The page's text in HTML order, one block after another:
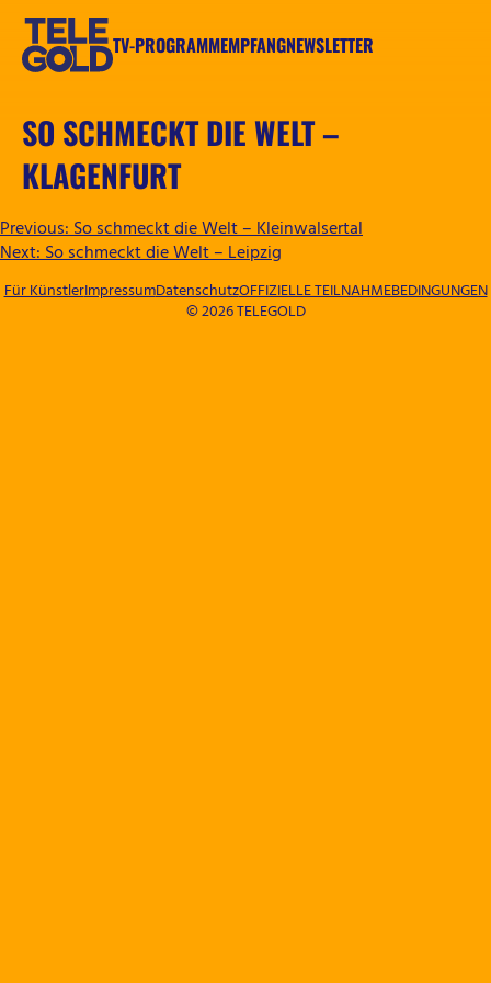
Zum
springen
TV-PROGRAMMEMPFANGNEWSLETTER
SO SCHMECKT DIE WELT –
KLAGENFURT
BEITRAGSNAVIGATION
Previous:So schmeckt die Welt – Kleinwalsertal
Next:So schmeckt die Welt – Leipzig
© 2026 TELEGOLD
Für KünstlerImpressumDatenschutzOFFIZIELLE TEILNAHMEBEDINGUNGEN